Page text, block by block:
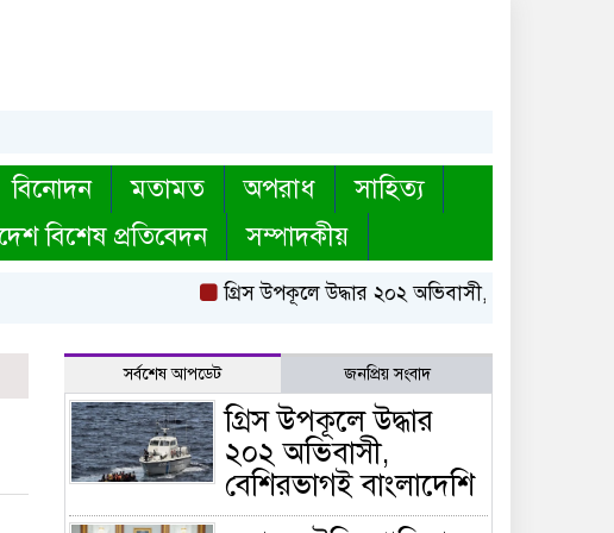
বিনোদন মতামত অপরাধ
সাহিত্য
বিশেষ প্রতিবেদন সম্পাদকীয়
গ্রিস উপকূলে উদ্ধার ২০২ অভিবাসী, বেশিরভাগই
সর্বশেষ আপডেট জনপ্রিয় সংবাদ
গ্রিস উপকূলে উদ্ধার
২০২ অভিবাসী,
বেশিরভাগই বাংলাদেশি